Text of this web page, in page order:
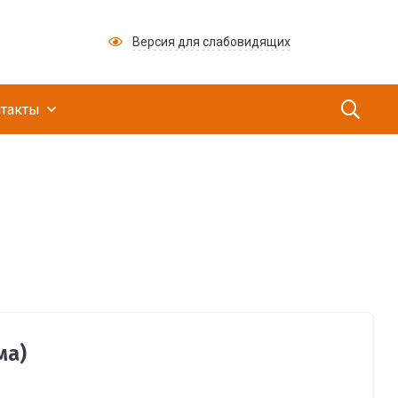
медицинский научно-производственный
Версия для слабовидящих